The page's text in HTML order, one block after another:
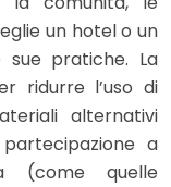
un hotel o un
pratiche. La
ridurre l’uso di
alternativi
a
(come quelle